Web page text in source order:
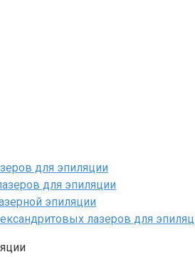
для эпиляции
для эпиляции
эпиляции
лазеров для